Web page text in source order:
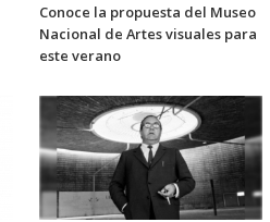
Conoce la propuesta del Museo
Nacional de Artes visuales para
este verano